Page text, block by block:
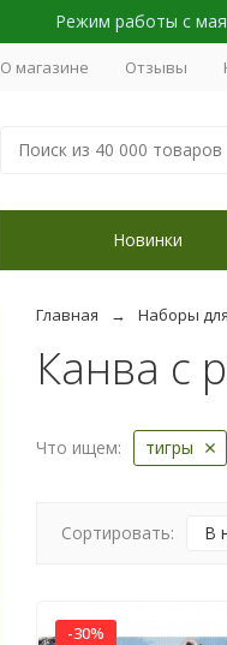
Режим работы с
О магазине Отзывы
Новинки
Главная Наборы
Канва с
Что ищем: тигры
Сортировать: В
-30%